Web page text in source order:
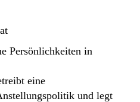
Persönlichkeiten in
eine
und legt